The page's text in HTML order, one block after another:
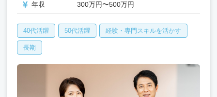
年収 300万円〜500万円
40代活躍 50代活躍 経験・専門スキルを活かす
長期